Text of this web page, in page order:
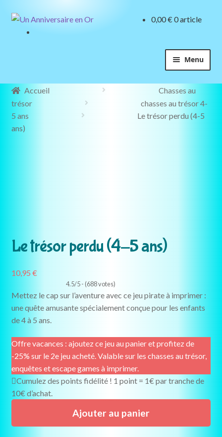
Aller
Aller
0,00€0 article
Menu
Accueil
Chasses au
trésor
chasses au trésor 4-
5 ans
Le trésor perdu (4-5
ans)
4-5
ans
Le trésor perdu (4-5 ans)
10,95 €
4.5/5 - (688 votes)
Mettez le cap sur l’aventure avec ce jeu pirate à imprimer :
une quête amusante spécialement conçue pour les enfants
de 4 à 5 ans.
Offre vacances : ajoutez ce jeu au panier et profitez de
-25% sur le 2e jeu acheté. Valable sur les chasses au trésor,
enquêtes et escape games à imprimer.
Cumulez des points fidélité ! 1 point = 1€ par tranche de
10€ d’achat.
Ajouter au panier